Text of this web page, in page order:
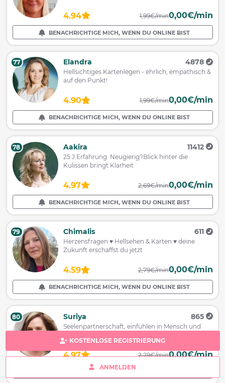
KOSTENLOSE REGISTRIERUNG
ANMELDEN
4.94 1,99€/min0,00€/min
BENACHRICHTIGE MICH, WENN DU ONLINE BIST
77 Elandra 4878
Hellsichtiges Kartenlegen - ehrlich, empathisch &
auf den Punkt!
4.90 1,99€/min0,00€/min
BENACHRICHTIGE MICH, WENN DU ONLINE BIST
78 Aakira 11412
25 J.Erfahrung Neugierig?Blick hinter die
Kulissen bringt Klarheit
4.97 2,69€/min0,00€/min
BENACHRICHTIGE MICH, WENN DU ONLINE BIST
79 Chimalis 611
Herzensfragen ♥ Hellsehen & Karten ♥ deine
Zukunft erschaffst du jetzt
4.59 2,79€/min0,00€/min
BENACHRICHTIGE MICH, WENN DU ONLINE BIST
80 Suriya 865
Seelenpartnerschaft, einfühlen in Mensch und
4.97 2,29€/min0,00€/min
BENACHRICHTIGE MICH, WENN DU ONLINE BIST